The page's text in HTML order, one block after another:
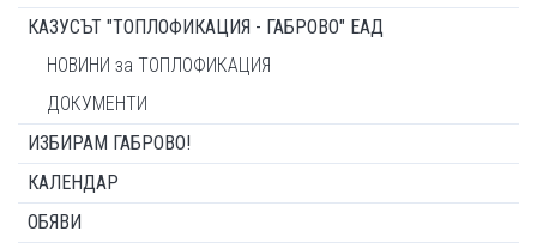
КАЗУСЪТ "ТОПЛОФИКАЦИЯ - ГАБРОВО" ЕАД
НОВИНИ за ТОПЛОФИКАЦИЯ
ДОКУМЕНТИ
ИЗБИРАМ ГАБРОВО!
КАЛЕНДАР
ОБЯВИ